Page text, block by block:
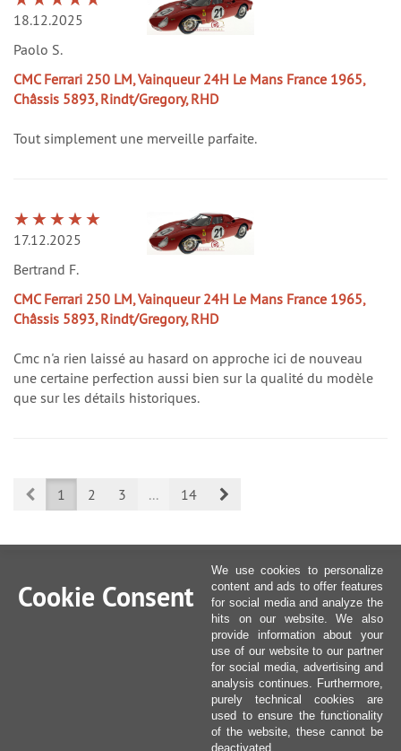
18.12.2025
Paolo S.
CMC Ferrari 250 LM, Vainqueur 24H Le Mans France 1965,
Châssis 5893, Rindt/Gregory, RHD
Tout simplement une merveille parfaite.
17.12.2025
Bertrand F.
CMC Ferrari 250 LM, Vainqueur 24H Le Mans France 1965,
Châssis 5893, Rindt/Gregory, RHD
Cmc n'a rien laissé au hasard on approche ici de nouveau
une certaine perfection aussi bien sur la qualité du modèle
que sur les détails historiques.
Prev1 2 3 ... 14
Cookie Consent
We use cookies to personalize
content and ads to offer features
for social media and analyze the
hits on our website. We also
provide information about your
use of our website to our partner
for social media, advertising and
analysis continues. Furthermore,
purely technical cookies are
used to ensure the functionality
of the website, these cannot be
deactivated.